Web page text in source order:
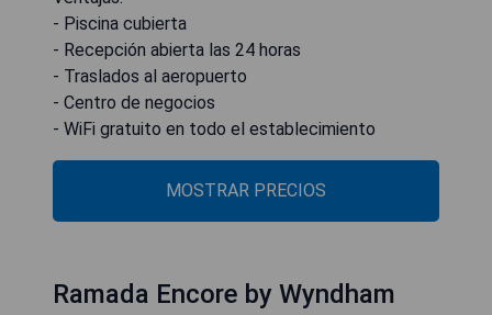
- Piscina cubierta
- Recepción abierta las 24 horas
- Traslados al aeropuerto
- Centro de negocios
- WiFi gratuito en todo el establecimiento
MOSTRAR PRECIOS
Ramada Encore by Wyndham